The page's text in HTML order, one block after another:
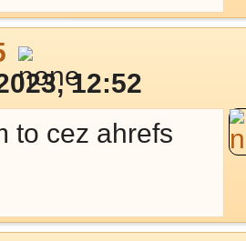
12:52
to cez ahrefs